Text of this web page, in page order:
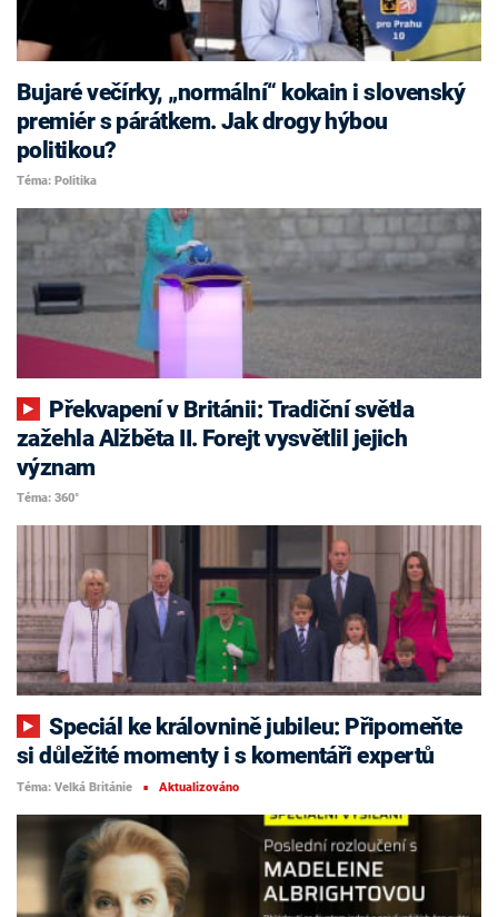
Bujaré večírky, „normální“ kokain i slovenský
premiér s párátkem. Jak drogy hýbou
politikou?
Téma: Politika
zažehla Alžběta II. Forejt vysvětlil jejich
význam
Téma: 360°
Speciál ke královnině jubileu: Připomeňte
si důležité momenty i s komentáři expertů
Téma: Velká Británie ■ Aktualizováno